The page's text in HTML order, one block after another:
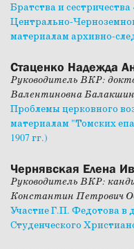
Братства и
Центрально-
материалам архивно-
Стаценко Надежда
Руководитель ВКР:
Валентиновна
Проблемы церковного
материалам "Томских
1907 гг.)
Чернявская Елена
Руководитель ВКР:
Константин Петрович
Участие Г.П. Федотова в
Студенческого